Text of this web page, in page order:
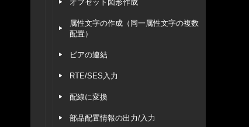
オフセット図形作成
属性文字の作成（同一属性文字の複数
配置）
ビアの連結
RTE/SES入力
配線に変換
部品配置情報の出力/入力